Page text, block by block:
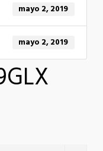
mayo 2, 2019
mayo 2, 2019